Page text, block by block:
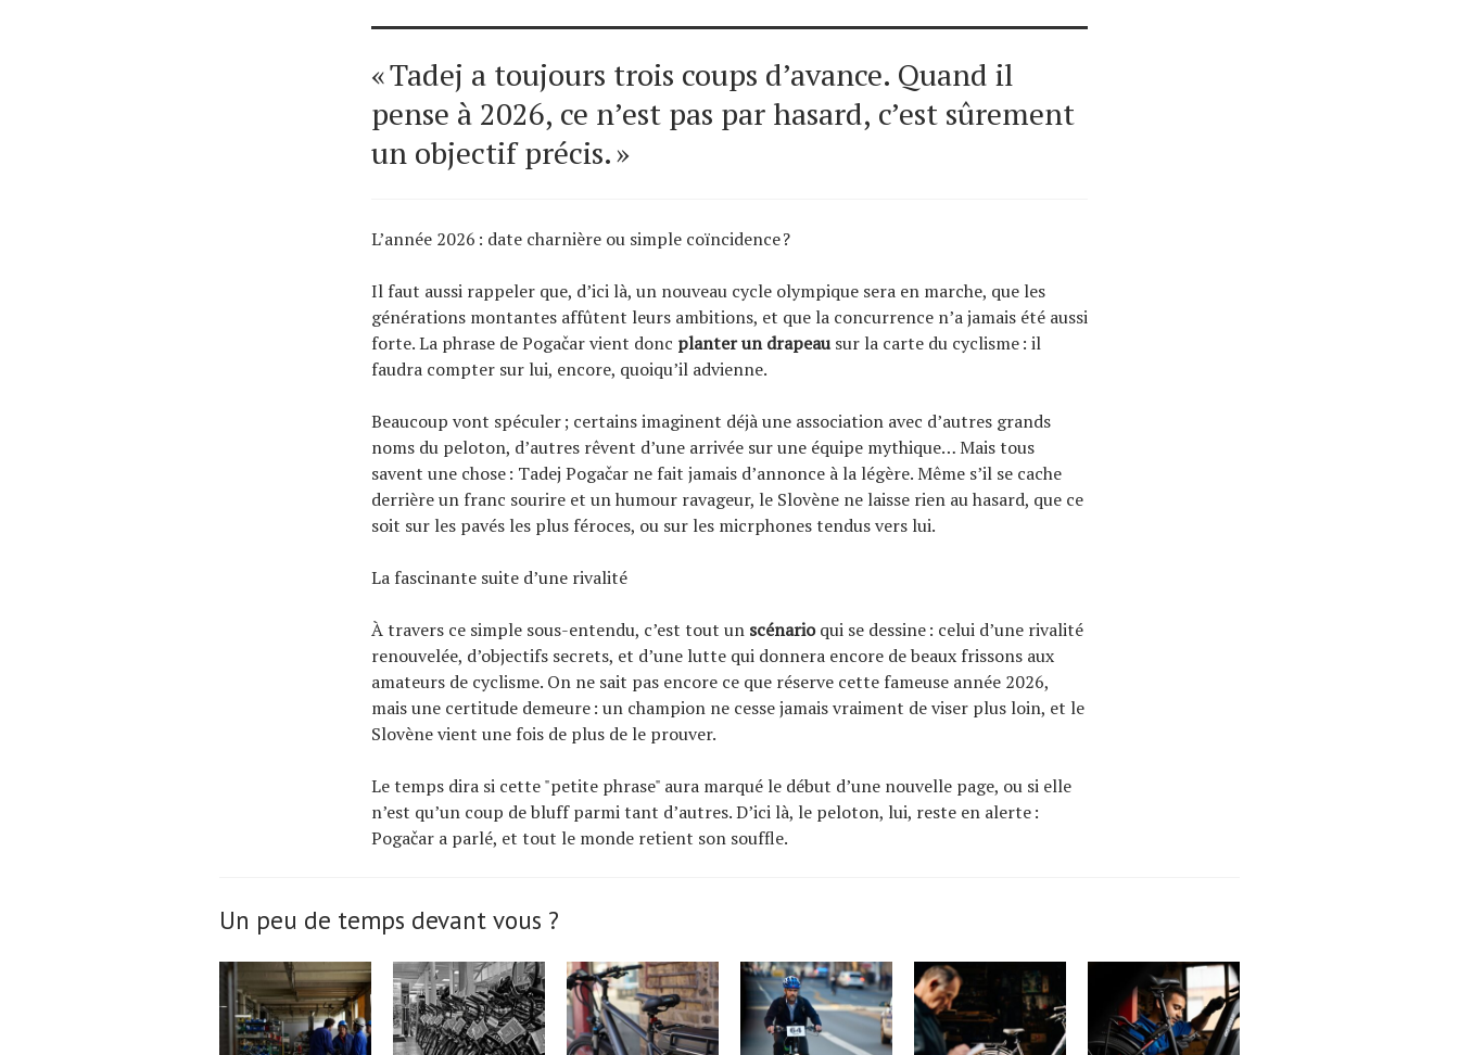
« Tadej a toujours trois coups d’avance. Quand il
pense à 2026, ce n’est pas par hasard, c’est sûrement
un objectif précis. »
L’année 2026 : date charnière ou simple coïncidence ?
Il faut aussi rappeler que, d’ici là, un nouveau cycle olympique sera en marche, que les
générations montantes affûtent leurs ambitions, et que la concurrence n’a jamais été aussi
forte. La phrase de Pogačar vient donc planter un drapeau sur la carte du cyclisme : il
faudra compter sur lui, encore, quoiqu’il advienne.
Beaucoup vont spéculer ; certains imaginent déjà une association avec d’autres grands
noms du peloton, d’autres rêvent d’une arrivée sur une équipe mythique… Mais tous
savent une chose : Tadej Pogačar ne fait jamais d’annonce à la légère. Même s’il se cache
derrière un franc sourire et un humour ravageur, le Slovène ne laisse rien au hasard, que ce
soit sur les pavés les plus féroces, ou sur les micrphones tendus vers lui.
La fascinante suite d’une rivalité
À travers ce simple sous-entendu, c’est tout un scénarioqui se dessine : celui d’une rivalité
renouvelée, d’objectifs secrets, et d’une lutte qui donnera encore de beaux frissons aux
amateurs de cyclisme. On ne sait pas encore ce que réserve cette fameuse année 2026,
mais une certitude demeure : un champion ne cesse jamais vraiment de viser plus loin, et le
Slovène vient une fois de plus de le prouver.
Le temps dira si cette "petite phrase" aura marqué le début d’une nouvelle page, ou si elle
n’est qu’un coup de bluff parmi tant d’autres. D’ici là, le peloton, lui, reste en alerte :
Pogačar a parlé, et tout le monde retient son souffle.
Un peu de temps devant vous ?